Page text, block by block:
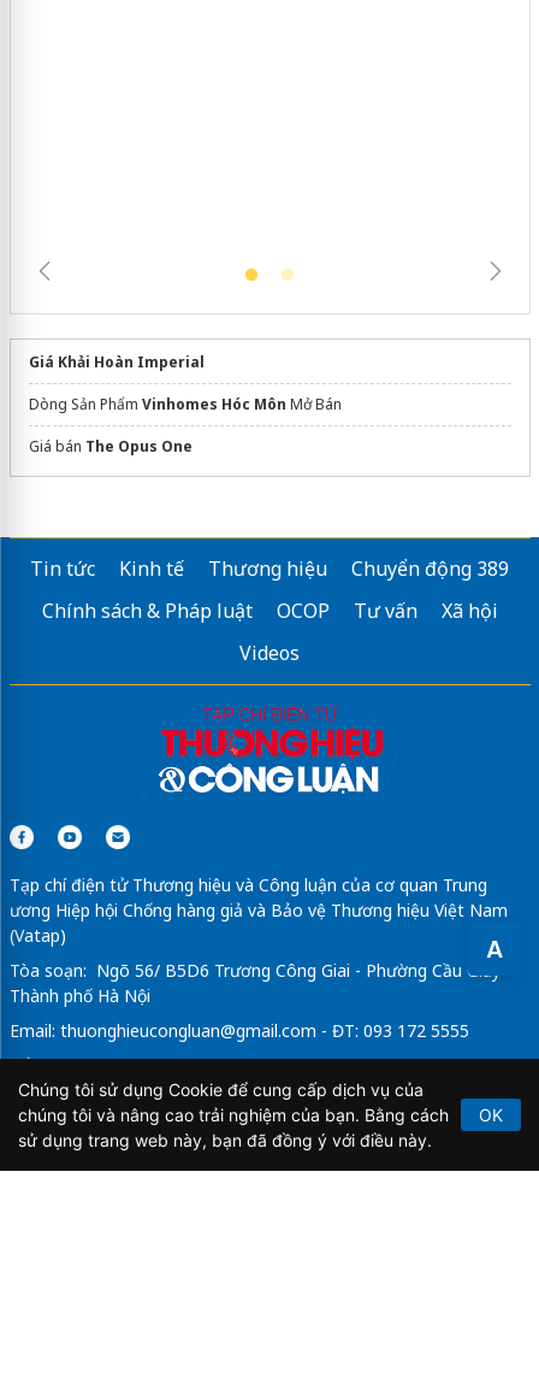
A
Giá Khải Hoàn Imperial
Dòng Sản Phẩm Vinhomes Hóc Môn Mở Bán
Giá bán The Opus One
Tin tức Kinh tế Thương hiệu
Chuyển động 389
Chính sách & Pháp luật
OCOP Tư vấn
Xã hội
Videos
Tạp chí điện tử Thương hiệu và Công luận của cơ quan Trung
ương Hiệp hội Chống hàng giả và Bảo vệ Thương hiệu Việt Nam
(Vatap)
Tòa soạn: Ngõ 56/ B5D6 Trương Công Giai - Phường Cầu Giấy -
Thành phố Hà Nội
Email: thuonghieucongluan@gmail.com - ĐT: 093 172 5555
Tổng Biên Tập: Vũ Đức Thuận
Giấy phép hoạt động báo chí điện tử số 64/GP-BTTTT do Bộ
Thông tin và Truyền thông cấp ngày 21/2/2020.
Chúng tôi sử dụng Cookie để cung cấp dịch vụ của
chúng tôi và nâng cao trải nghiệm của bạn. Bằng cách
sử dụng trang web này, bạn đã đồng ý với điều này.
OK